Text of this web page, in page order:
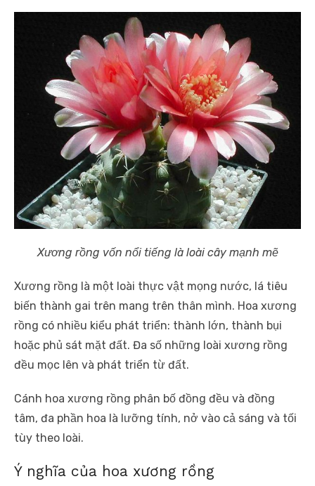
Xương rồng vốn nổi tiếng là loài cây mạnh mẽ
Xương rồng là một loài thực vật mọng nước, lá tiêu
biến thành gai trên mang trên thân mình. Hoa xương
rồng có nhiều kiểu phát triển: thành lớn, thành bụi
hoặc phủ sát mặt đất. Đa số những loài xương rồng
đều mọc lên và phát triển từ đất.
Cánh hoa xương rồng phân bố đồng đều và đồng
tâm, đa phần hoa là lưỡng tính, nở vào cả sáng và tối
tùy theo loài.
Ý nghĩa của hoa xương rồng